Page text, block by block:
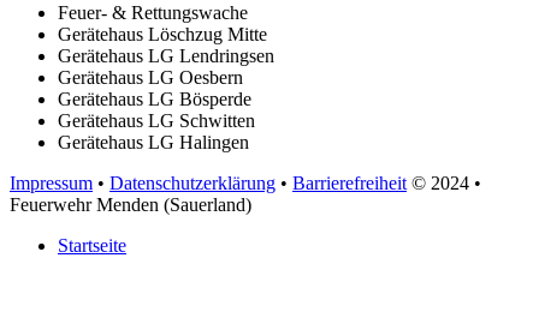
Feuer- & Rettungswache
Gerätehaus Löschzug Mitte
Gerätehaus LG Lendringsen
Gerätehaus LG Oesbern
Gerätehaus LG Bösperde
Gerätehaus LG Schwitten
Gerätehaus LG Halingen
Impressum • Datenschutzerklärung • Barrierefreiheit © 2024 •
Feuerwehr Menden (Sauerland)
Startseite